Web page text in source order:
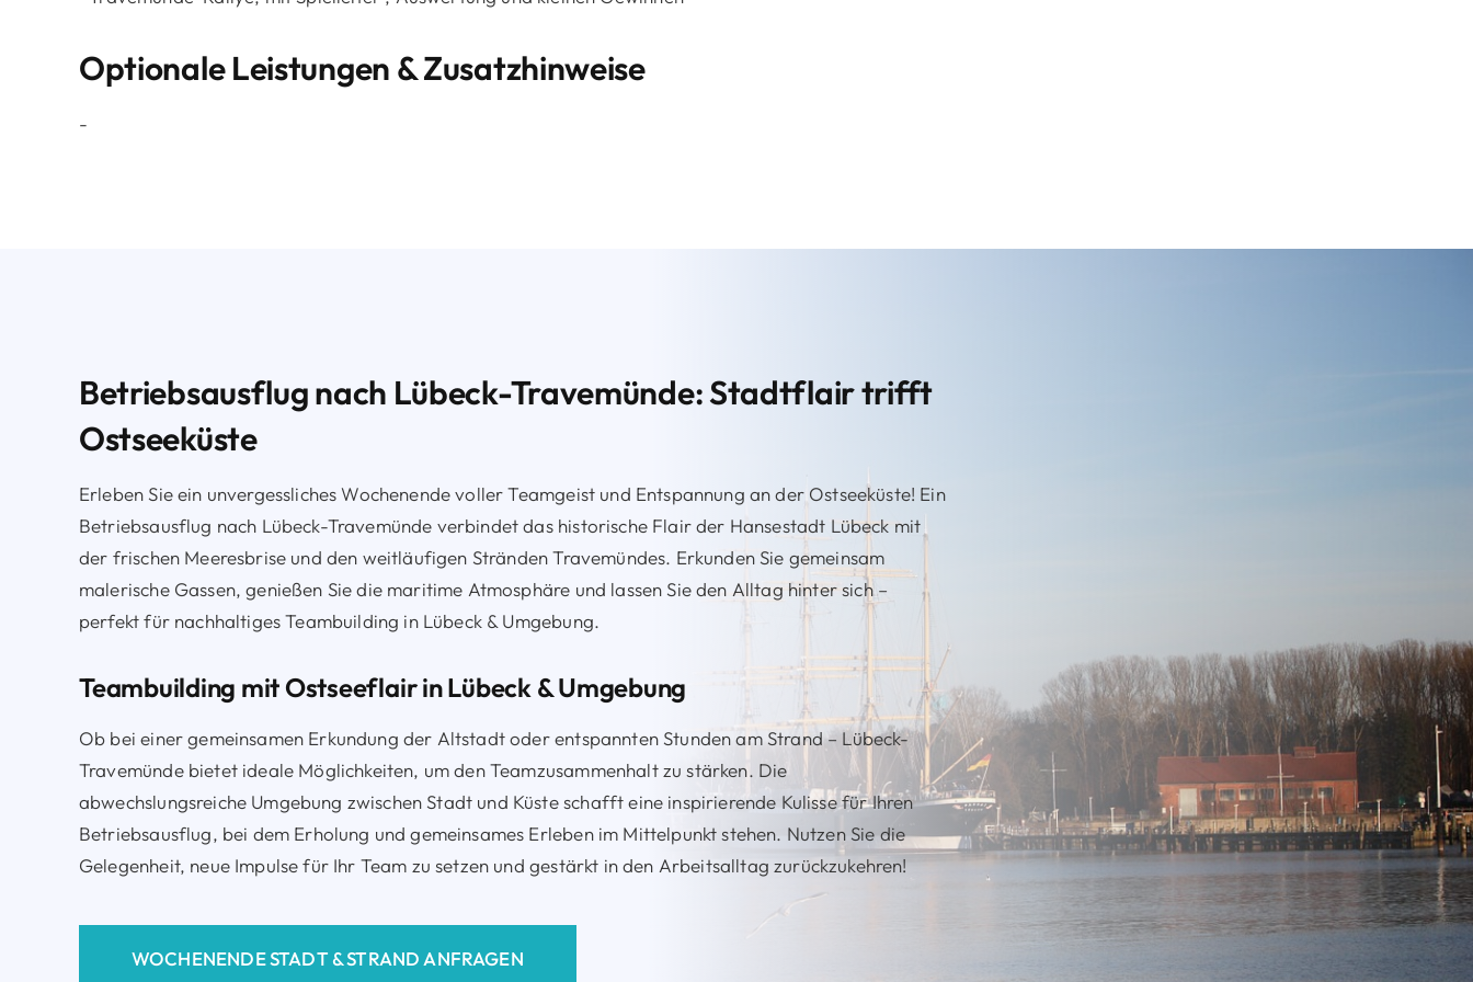
Optionale Leistungen & Zusatzhinweise
-
Betriebsausflug nach Lübeck-Travemünde: Stadtflair trifft
Ostseeküste
Erleben Sie ein unvergessliches Wochenende voller Teamgeist und Entspannung an der Ostseeküste! Ein
Betriebsausflug nach Lübeck-Travemünde verbindet das historische Flair der Hansestadt Lübeck mit
der frischen Meeresbrise und den weitläufigen Stränden Travemündes. Erkunden Sie gemeinsam
malerische Gassen, genießen Sie die maritime Atmosphäre und lassen Sie den Alltag hinter sich –
perfekt für nachhaltiges Teambuilding in Lübeck & Umgebung.
Teambuilding mit Ostseeflair in Lübeck & Umgebung
Ob bei einer gemeinsamen Erkundung der Altstadt oder entspannten Stunden am Strand – Lübeck-
Travemünde bietet ideale Möglichkeiten, um den Teamzusammenhalt zu stärken. Die
abwechslungsreiche Umgebung zwischen Stadt und Küste schafft eine inspirierende Kulisse für Ihren
Betriebsausflug, bei dem Erholung und gemeinsames Erleben im Mittelpunkt stehen. Nutzen Sie die
Gelegenheit, neue Impulse für Ihr Team zu setzen und gestärkt in den Arbeitsalltag zurückzukehren!
WOCHENENDE STADT & STRAND ANFRAGEN